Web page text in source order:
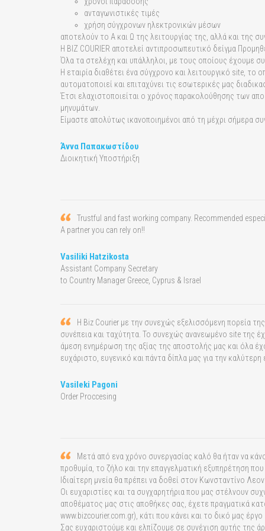
ανταγωνιστικές τιμές
χρήση σύγχρονων ηλεκτρονικών μέσων
αποτελούν το Α και Ω της λειτουργίας της, αλλά και της
Η BIZ COURIER αποτελεί αντιπροσωπευτικό δείγμα
Όλα τα στελέχη και υπάλληλοι, με τους οποίους έχουμε
Η εταιρία διαθέτει ένα σύγχρονο και λειτουργικό site,
αυτοματοποιεί και επιταχύνει τις εσωτερικές μας
Έτσι ελαχιστοποιείται ο χρόνος παρακολούθησης των
μηνυμάτων.
Είμαστε απολύτως ικανοποιημένοι από τη μέχρι σήμερα
Άννα Παπακωστίδου
Διοικητική Υποστήριξη
Trustful and fast working company. Recommended
A partner you can rely on!!
Vasiliki Hatzikosta
Assistant Company Secretary
to Country Manager Greece, Cyprus & Israel
Η Biz Courier με την συνεχώς εξελισσόμενη πορεία
συνέπεια και ταχύτητα. Το συνεχώς ανανεωμένο site της
άμεση ενημέρωση της αξίας της αποστολής μας και όλα
ευχάριστο, ευγενικό και πάντα δίπλα μας για την
Vasileki Pagoni
Order Proccesing
Μετά από ενα χρόνο συνεργασίας καλό θα ήταν να
προθυμία, το ζήλο και την επαγγελματική εξυπηρέτηση
Ιδιαίτερη μνεία θα πρέπει να δοθεί στον Κωνσταντίνο
Οι ευχαριστίες και τα συγχαρητήρια που μας στέλνουν
αποθέματος μας στις αποθήκες σας, έχετε πραγματικά
www.bizcourier.com.gr), κάτι που κάνει και το δικό μας
Σας ευχαριστούμε και ελπίζουμε σε συνέχιση αυτής της